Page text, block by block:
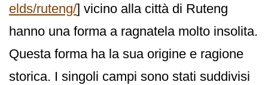
elds/ruteng/] vicino alla città di Ruteng
hanno una forma a ragnatela molto insolita.
Questa forma ha la sua origine e ragione
storica. I singoli campi sono stati suddivisi